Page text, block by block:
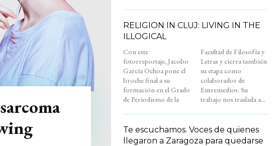
sarcoma
RELIGION IN CLUJ: LIVING IN THE
ILLOGICAL
Con este
fotorreportaje, Jacobo
García Ochoa pone el
broche final a su
formación en el Grado
de Periodismo de la
Facultad de Filosofía y
Letras y cierra también
su etapa como
colaborador de
Entremedios. Su
trabajo nos traslada a...
Te escuchamos. Voces de quienes
llegaron a Zaragoza para quedarse